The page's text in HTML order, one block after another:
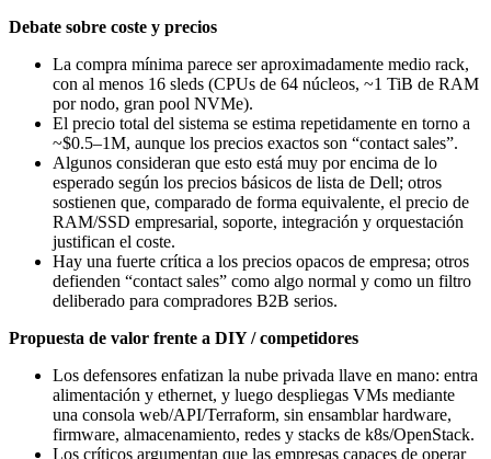
Debate sobre coste y precios
La compra mínima parece ser aproximadamente medio rack,
con al menos 16 sleds (CPUs de 64 núcleos, ~1 TiB de RAM
por nodo, gran pool NVMe).
El precio total del sistema se estima repetidamente en torno a
~$0.5–1M, aunque los precios exactos son “contact sales”.
Algunos consideran que esto está muy por encima de lo
esperado según los precios básicos de lista de Dell; otros
sostienen que, comparado de forma equivalente, el precio de
RAM/SSD empresarial, soporte, integración y orquestación
justifican el coste.
Hay una fuerte crítica a los precios opacos de empresa; otros
defienden “contact sales” como algo normal y como un filtro
deliberado para compradores B2B serios.
Propuesta de valor frente a DIY / competidores
Los defensores enfatizan la nube privada llave en mano: entra
alimentación y ethernet, y luego despliegas VMs mediante
una consola web/API/Terraform, sin ensamblar hardware,
firmware, almacenamiento, redes y stacks de k8s/OpenStack.
Los críticos argumentan que las empresas capaces de operar